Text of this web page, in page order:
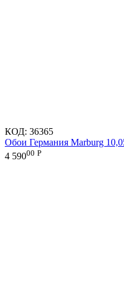
КОД: 36365
Обои Германия Marburg
4 59000 Р